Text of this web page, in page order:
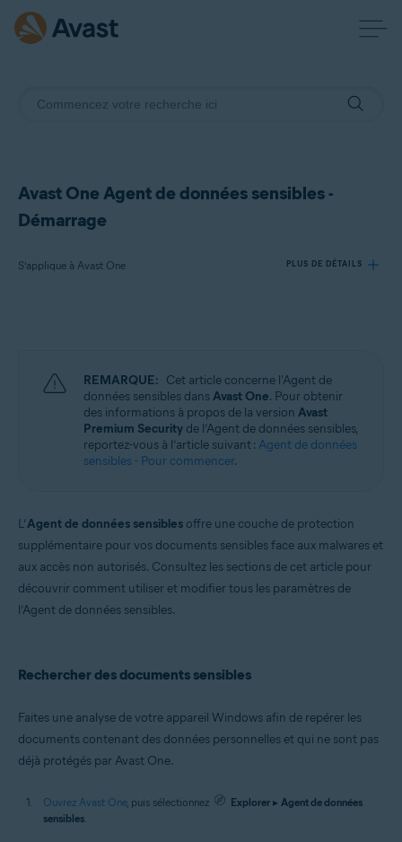
Avast One Agent de données sensibles -
Démarrage
S’applique à Avast One PLUS DE DÉTAILS
Systèmes d'exploitation:
REMARQUE: Cet article concerne l'Agent de
données sensibles dansAvast One. Pour obtenir
des informations à propos de la version Avast
Premium Security de l’Agent de données sensibles,
reportez-vous à l’article suivant : Agent de données
sensibles - Pour commencer.
L’Agent de données sensibles offre une couche de protection
supplémentaire pour vos documents sensibles face aux malwares et
aux accès non autorisés. Consultez les sections de cet article pour
découvrir comment utiliser et modifier tous les paramètres de
l’Agent de données sensibles.
Rechercher des documents sensibles
Faites une analyse de votre appareil Windows afin de repérer les
documents contenant des données personnelles et qui ne sont pas
déjà protégés par Avast One.
Ouvrez Avast One, puis sélectionnez Explorer ▸ Agent de données
sensibles.